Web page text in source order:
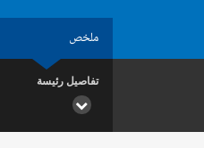
ملخص
تفاصيل رئيسة